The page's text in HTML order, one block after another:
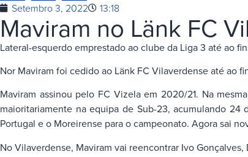
Setembro 3, 2022 13:18
Maviram no Länk FC
Lateral-esquerdo emprestado ao clube da Liga 3 até ao
Nor Maviram foi cedido ao Länk FC Vilaverdense até ao
Maviram assinou pelo FC Vizela em 2020/21. Na
maioritariamente na equipa de Sub-23, acumulando 24
Portugal e o Moreirense para o campeonato. Agora sai
No Vilaverdense, Maviram vai reencontrar Ivo